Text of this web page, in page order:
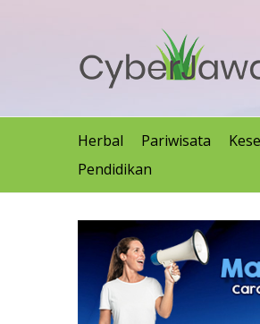
Herbal Pariwisata
Pendidikan